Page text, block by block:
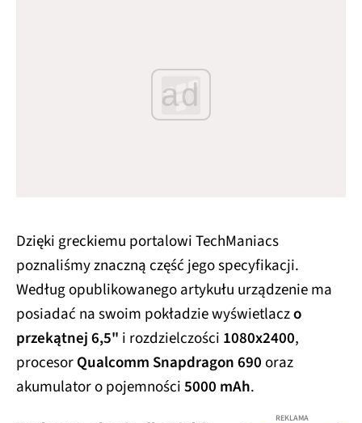
ad
Dzięki greckiemu portalowi TechManiacs
poznaliśmy znaczną część jego specyfikacji.
Według opublikowanego artykułu urządzenie ma
posiadać na swoim pokładzie wyświetlaczo
przekątnej 6,5" i rozdzielczości 1080x2400,
procesorQualcomm Snapdragon 690oraz
akumulator o pojemności5000 mAh.
REKLAMA